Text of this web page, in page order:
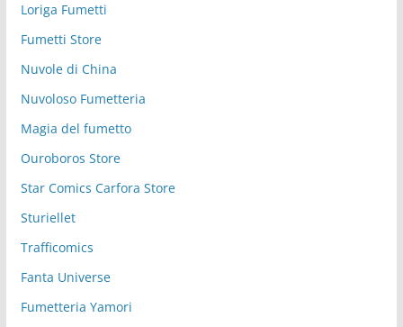
Loriga Fumetti
Fumetti Store
Nuvole di China
Nuvoloso Fumetteria
Magia del fumetto
Ouroboros Store
Star Comics Carfora Store
Sturiellet
Trafficomics
Fanta Universe
Fumetteria Yamori